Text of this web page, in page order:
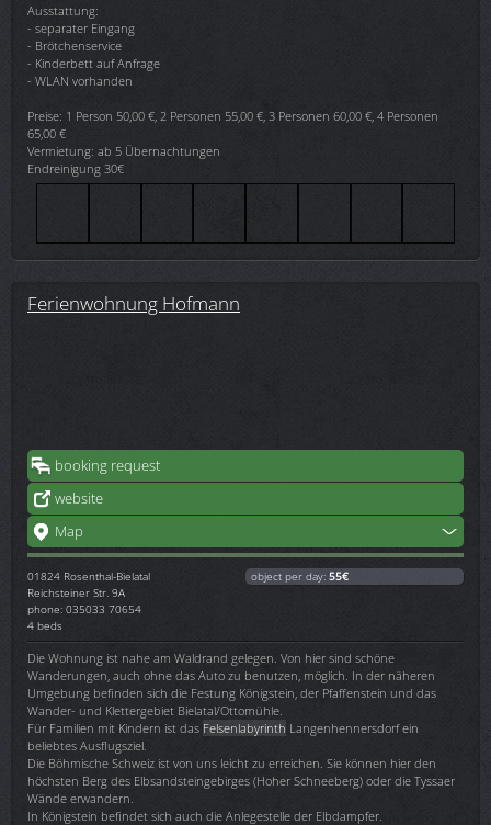
Ausstattung:
- separater Eingang
- Brötchenservice
- Kinderbett auf Anfrage
- WLAN vorhanden
Preise: 1 Person 50,00 €, 2 Personen 55,00 €, 3 Personen 60,00 €, 4 Personen
65,00 €
Vermietung: ab 5 Übernachtungen
Endreinigung 30€
Ferienwohnung Hofmann
booking request
website
Map
01824 Rosenthal-Bielatal
Reichsteiner Str. 9A
phone: 035033 70654
4 beds
object per day: 55€
Die Wohnung ist nahe am Waldrand gelegen. Von hier sind schöne
Wanderungen, auch ohne das Auto zu benutzen, möglich. In der näheren
Umgebung befinden sich die Festung Königstein, der Pfaffenstein und das
Wander- und Klettergebiet Bielatal/Ottomühle.
Für Familien mit Kindern ist das Felsenlabyrinth Langenhennersdorf ein
beliebtes Ausflugsziel.
Die Böhmische Schweiz ist von uns leicht zu erreichen. Sie können hier den
höchsten Berg des Elbsandsteingebirges (Hoher Schneeberg) oder die Tyssaer
Wände erwandern.
In Königstein befindet sich auch die Anlegestelle der Elbdampfer.